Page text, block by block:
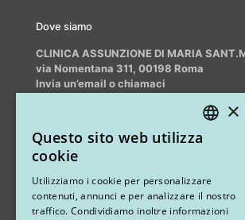
Dove siamo
CLINICA ASSUNZIONE DI MARIA
via Nomentana 311, 00198 Roma
Invia un’email o chiamaci
Altri studi
STUDIO MARIANETTI MED
×
Questo sito web utilizza
cookie
Utilizziamo i cookie per personalizzare
contenuti, annunci e per analizzare il nostro
traffico. Condividiamo inoltre informazioni